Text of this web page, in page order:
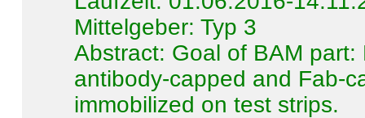
Mittelgeber: Typ 3
Abstract: Goal of BAM
antibody-capped and Fab-
immobilized on test strips.